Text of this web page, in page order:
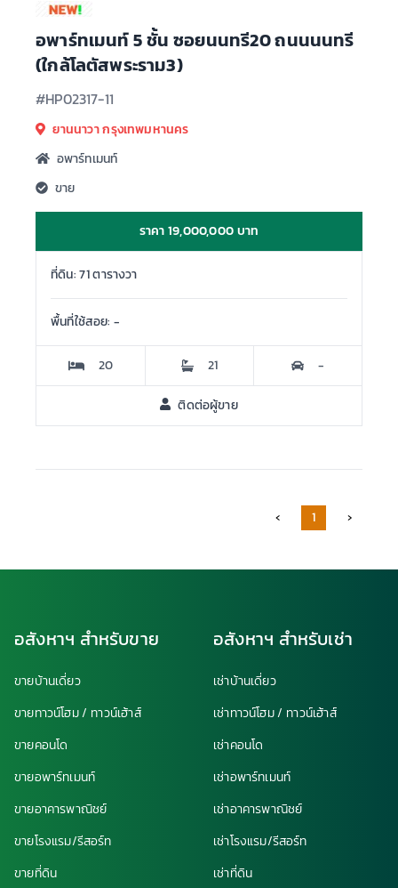
อพาร์ทเมนท์ 5 ชั้น ซอยนนทรี20 ถนนนนทรี
(ใกล้โลตัสพระราม3)
#HP02317-11
ยานนาวา กรุงเทพมหานคร
อพาร์ทเมนท์
ขาย
ราคา 19,000,000 บาท
ที่ดิน: 71 ตารางวา
พื้นที่ใช้สอย: -
20 21 -
ติดต่อผู้ขาย
‹ 1 ›
อสังหาฯ สำหรับขาย
ขายบ้านเดี่ยว
ขายทาวน์โฮม / ทาวน์เฮ้าส์
ขายคอนโด
ขายอพาร์ทเมนท์
ขายอาคารพาณิชย์
ขายโรงแรม/รีสอร์ท
ขายที่ดิน
อสังหาฯ สำหรับเช่า
เช่าบ้านเดี่ยว
เช่าทาวน์โฮม / ทาวน์เฮ้าส์
เช่าคอนโด
เช่าอพาร์ทเมนท์
เช่าอาคารพาณิชย์
เช่าโรงแรม/รีสอร์ท
เช่าที่ดิน